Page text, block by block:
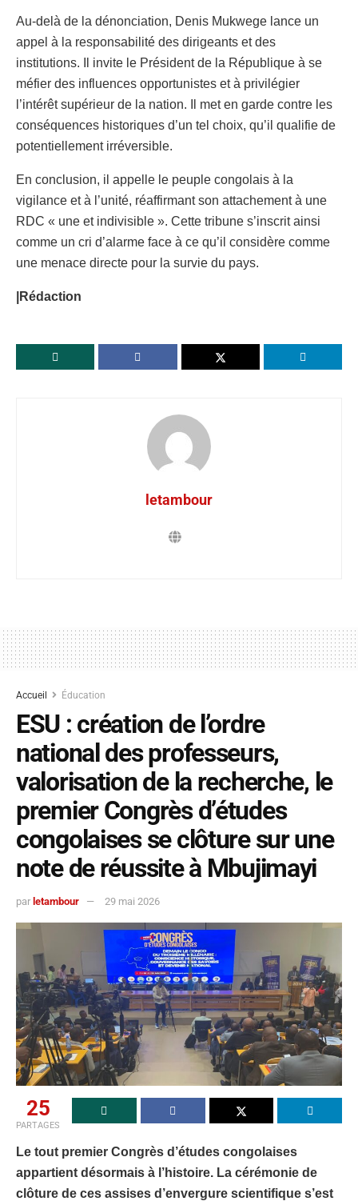
Au-delà de la dénonciation, Denis Mukwege lance un
appel à la responsabilité des dirigeants et des
institutions. Il invite le Président de la République à se
méfier des influences opportunistes et à privilégier
l’intérêt supérieur de la nation. Il met en garde contre les
conséquences historiques d’un tel choix, qu’il qualifie de
potentiellement irréversible.
En conclusion, il appelle le peuple congolais à la
vigilance et à l’unité, réaffirmant son attachement à une
RDC « une et indivisible ». Cette tribune s’inscrit ainsi
comme un cri d’alarme face à ce qu’il considère comme
une menace directe pour la survie du pays.
|Rédaction
letambour
Accueil Éducation
ESU : création de l’ordre
national des professeurs,
valorisation de la recherche, le
premier Congrès d’études
congolaises se clôture sur une
note de réussite à Mbujimayi
par letambour 29 mai 2026
25
PARTAGES
Le tout premier Congrès d’études congolaises
appartient désormais à l’histoire. La cérémonie de
clôture de ces assises d’envergure scientifique s’est